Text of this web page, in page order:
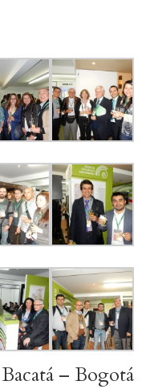
– Bogotá